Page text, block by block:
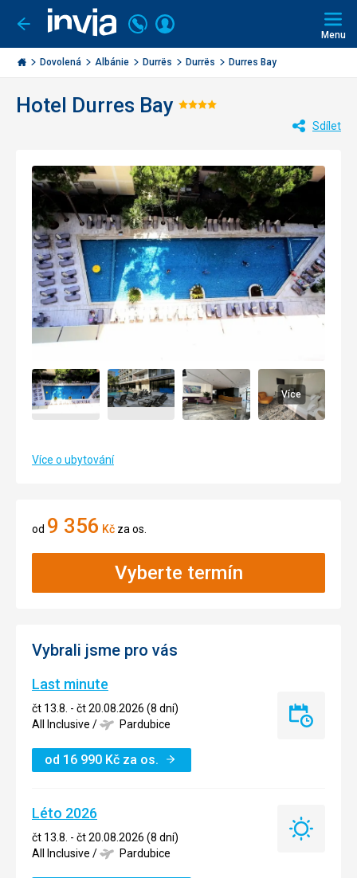
Jít
zpět
Invia.cz
Volejte
226
000
284
Přihlásit
Menu
Dovolená Albánie Durrës Durrës Durres Bay
Hotel Durres Bay Hodnocení:
Sdílet
Více
Více o ubytování
od 9 356 Kč za os.
Vyberte termín
Vybrali jsme pro vás
Last minute
čt 13.8. - čt 20.08.2026 (8 dní)
All Inclusive / Pardubice
od 16 990 Kč za os.
Last
Léto 2026
čt 13.8. - čt 20.08.2026 (8 dní)
All Inclusive / Pardubice
Léto